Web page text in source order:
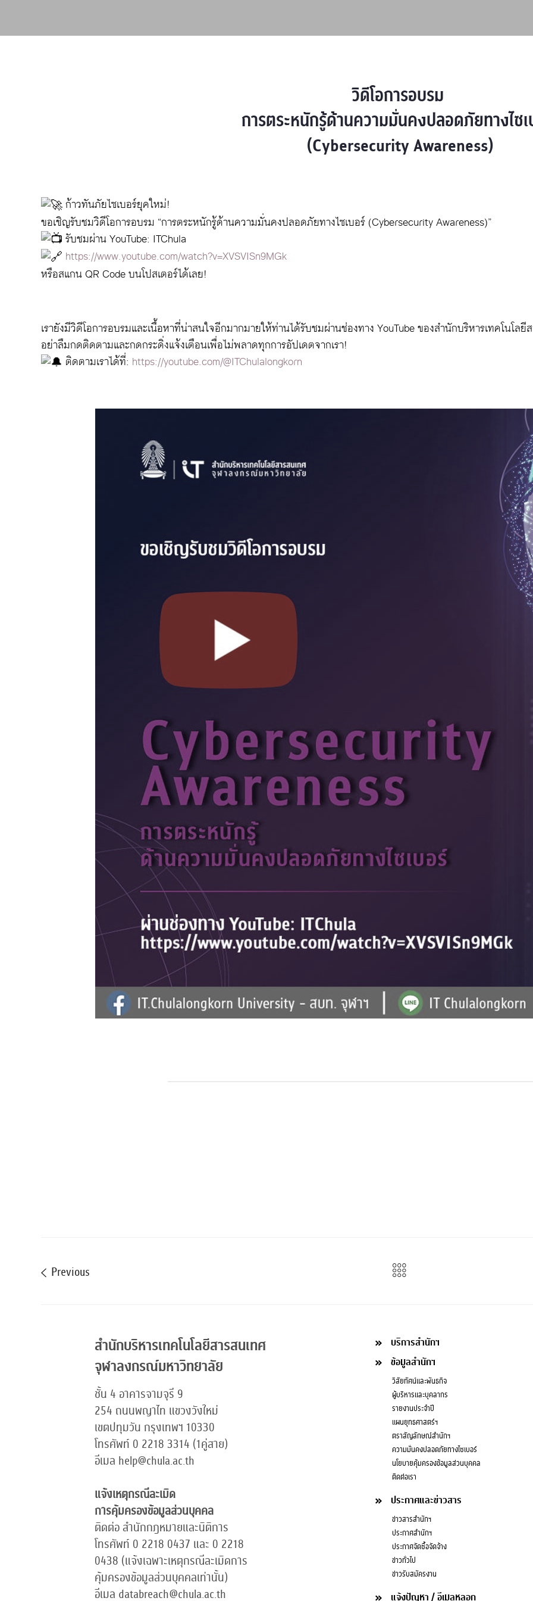
วิดีโอการอบรม
การตระหนักรู้ด้านความมั่นคงปลอดภัยทางไซ
(Cybersecurity Awareness)
ก้าวทันภัยไซเบอร์ยุคใหม่!
ขอเชิญรับชมวิดีโอการอบรม “การตระหนักรู้ด้านความมั่นคงปลอดภัยทางไซเบอร์ (Cybersecurity Awareness)”
รับชมผ่าน YouTube: ITChula
https://www.youtube.com/watch?v=XVSVISn9MGk
หรือสแกน QR Code บนโปสเตอร์ได้เลย!
เรายังมีวิดีโอการอบรมและเนื้อหาที่น่าสนใจอีกมากมายให้ท่านได้รับชมผ่านช่องทาง YouTube ของสำนักบริหารเทคโนโลยี
อย่าลืมกดติดตามและกดกระดิ่งแจ้งเตือนเพื่อไม่พลาดทุกการอัปเดตจากเรา!
ติดตามเราได้ที่: https://youtube.com/@ITChulalongkorn
Previous
สำนักบริหารเทคโนโลยีสารสนเทศ
จุฬาลงกรณ์มหาวิทยาลัย
ชั้น 4 อาคารจามจุรี 9
254 ถนนพญาไท แขวงวังใหม่
เขตปทุมวัน กรุงเทพฯ 10330
โทรศัพท์ 0 2218 3314 (1คู่สาย)
อีเมล help@chula.ac.th
แจ้งเหตุกรณีละเมิด
การคุ้มครองข้อมูลส่วนบุคคล
ติดต่อ สำนักกฎหมายและนิติการ
โทรศัพท์ 0 2218 0437 และ 0 2218
0438 (แจ้งเฉพาะเหตุกรณีละเมิดการ
คุ้มครองข้อมูลส่วนบุคคลเท่านั้น)
อีเมล databreach@chula.ac.th
บริการสำนักฯ
ข้อมูลสำนักฯ
วิสัยทัศน์และพันธกิจ
ผู้บริหารและบุคลากร
รายงานประจำปี
แผนยุทธศาสตร์ฯ
ตราสัญลักษณ์สำนักฯ
ความมั่นคงปลอดภัยทางไซเบอร์
นโยบายคุ้มครองข้อมูลส่วนบุคคล
ติดต่อเรา
ประกาศและข่าวสาร
ข่าวสารสำนักฯ
ประกาศสำนักฯ
ประกาศจัดซื้อจัดจ้าง
ข่าวทั่วไป
ข่าวรับสมัครงาน
แจ้งปัญหา / อีเมลหลอก